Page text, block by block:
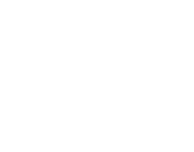
la 2026/27